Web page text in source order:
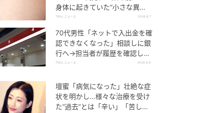
身体に起きていた“小さな異
変”に「あのとき受診していれ
TRILL ニュース 2026.8.7
70代男性「ネットで入出金を確
認できなくなった」相談しに銀
行へ→担当者が履歴を確認した
ところ…判明した“恐ろしい事
TRILL ニュース 2026.8.8
壇蜜「病気になった」壮絶な症
状を明かし…様々な治療を受け
た“過去”とは「辛い」「苦し